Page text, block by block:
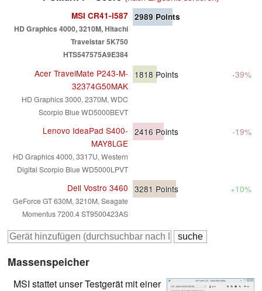
MSI CR41-i587
HD Graphics 4000, 3210M, Hitachi
Travelstar 5K750
HTS547575A9E384
2989 Points
Acer TravelMate P243-M-
32374G50MAK
HD Graphics 3000, 2370M, WDC
Scorpio Blue WD5000BEVT
1818 Points -39%
Lenovo IdeaPad S400-
MAY8LGE
HD Graphics 4000, 3317U, Western
Digital Scorpio Blue WD5000LPVT
2416 Points -19%
Dell Vostro 3460
GeForce GT 630M, 3210M, Seagate
Momentus 7200.4 ST9500423AS
3281 Points +10%
Massenspeicher
MSI stattet unser Testgerät mit einer